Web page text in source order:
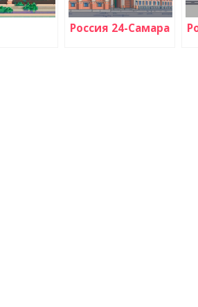
Россия 24-Самара